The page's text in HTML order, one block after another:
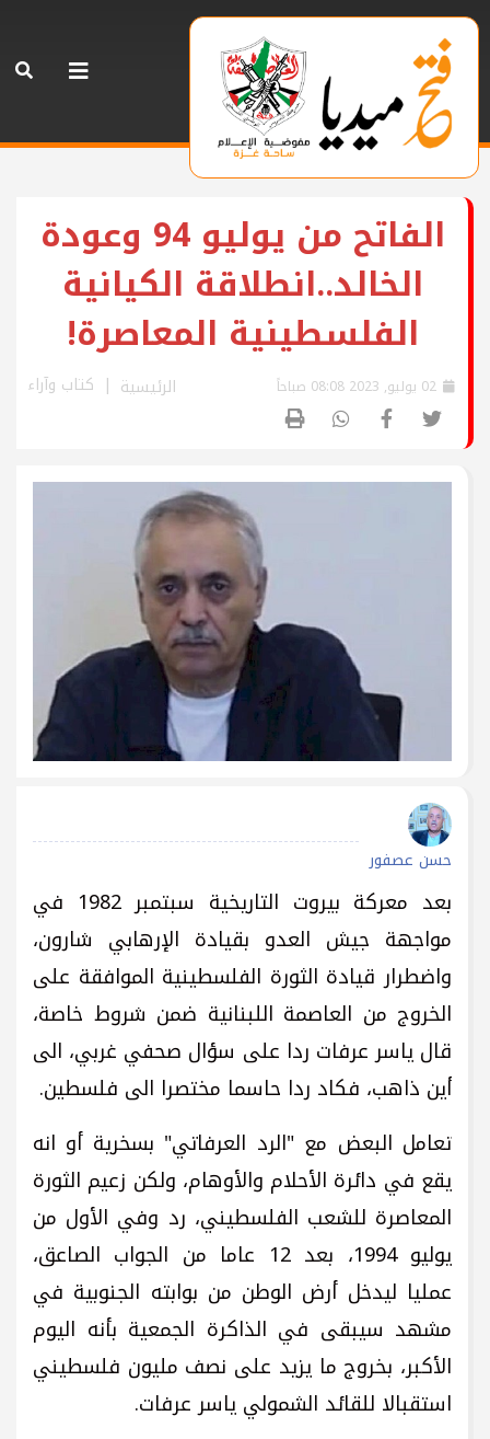
الفاتح من يوليو 94 وعودة
الخالد..انطلاقة الكيانية
الفلسطينية المعاصرة!
الرئيسية كتاب وآراء
حسن عصفور
بعد معركة بيروت التاريخية سبتمبر 1982 في
مواجهة جيش العدو بقيادة الإرهابي شارون،
واضطرار قيادة الثورة الفلسطينية الموافقة على
الخروج من العاصمة اللبنانية ضمن شروط خاصة،
قال ياسر عرفات ردا على سؤال صحفي غربي، الى
أين ذاهب، فكاد ردا حاسما مختصرا الى فلسطين.
تعامل البعض مع "الرد العرفاتي" بسخرية أو انه
يقع في دائرة الأحلام والأوهام، ولكن زعيم الثورة
المعاصرة للشعب الفلسطيني، رد وفي الأول من
يوليو 1994، بعد 12 عاما من الجواب الصاعق،
عمليا ليدخل أرض الوطن من بوابته الجنوبية في
مشهد سيبقى في الذاكرة الجمعية بأنه اليوم
الأكبر، بخروج ما يزيد على نصف مليون فلسطيني
استقبالا للقائد الشمولي ياسر عرفات.